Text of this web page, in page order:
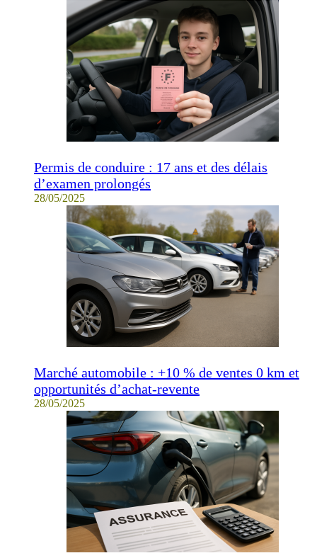
Permis de conduire : 17 ans et des délais
d’examen prolongés
28/05/2025
Marché automobile : +10 % de ventes 0 km et
opportunités d’achat-revente
28/05/2025